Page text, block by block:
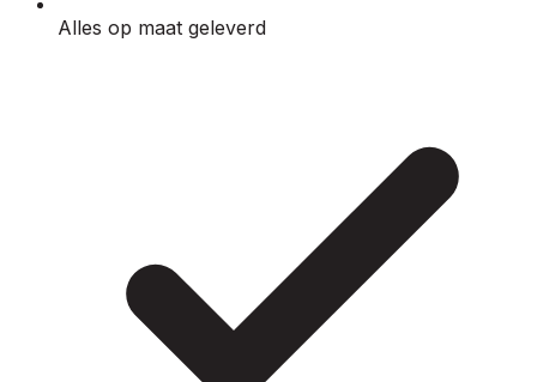
Alles op maat geleverd